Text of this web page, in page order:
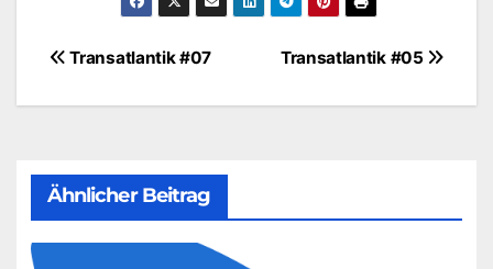
Beitragsnavigation
Transatlantik #05
Transatlantik #07
Ähnlicher Beitrag